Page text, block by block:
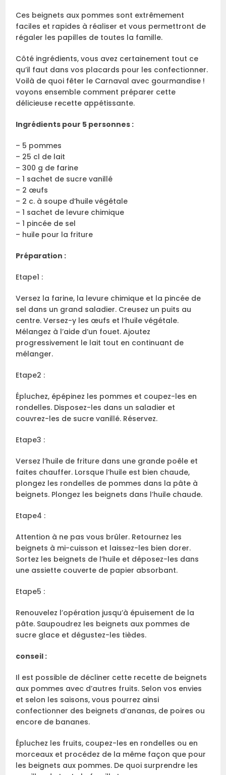
Ces beignets aux pommes sont extrêmement
faciles et rapides à réaliser et vous permettront de
régaler les papilles de toutes la famille.
Côté ingrédients, vous avez certainement tout ce
qu’il faut dans vos placards pour les confectionner.
Voilà de quoi fêter le Carnaval avec gourmandise !
voyons ensemble comment préparer cette
délicieuse recette appétissante.
Ingrédients pour 5 personnes :
– 5 pommes
– 25 cl de lait
– 300 g de farine
– 1 sachet de sucre vanillé
– 2 œufs
– 2 c. à soupe d’huile végétale
– 1 sachet de levure chimique
– 1 pincée de sel
– huile pour la friture
Préparation :
Etape1 :
Versez la farine, la levure chimique et la pincée de
sel dans un grand saladier. Creusez un puits au
centre. Versez-y les œufs et l’huile végétale.
Mélangez à l’aide d’un fouet. Ajoutez
progressivement le lait tout en continuant de
mélanger.
Etape2 :
Épluchez, épépinez les pommes et coupez-les en
rondelles. Disposez-les dans un saladier et
couvrez-les de sucre vanillé. Réservez.
Etape3 :
Versez l’huile de friture dans une grande poêle et
faites chauffer. Lorsque l’huile est bien chaude,
plongez les rondelles de pommes dans la pâte à
beignets. Plongez les beignets dans l’huile chaude.
Etape4 :
Attention à ne pas vous brûler. Retournez les
beignets à mi-cuisson et laissez-les bien dorer.
Sortez les beignets de l’huile et déposez-les dans
une assiette couverte de papier absorbant.
Etape5 :
Renouvelez l’opération jusqu’à épuisement de la
pâte. Saupoudrez les beignets aux pommes de
sucre glace et dégustez-les tièdes.
conseil :
Il est possible de décliner cette recette de beignets
aux pommes avec d’autres fruits. Selon vos envies
et selon les saisons, vous pourrez ainsi
confectionner des beignets d’ananas, de poires ou
encore de bananes.
Épluchez les fruits, coupez-les en rondelles ou en
morceaux et procédez de la même façon que pour
les beignets aux pommes. De quoi surprendre les